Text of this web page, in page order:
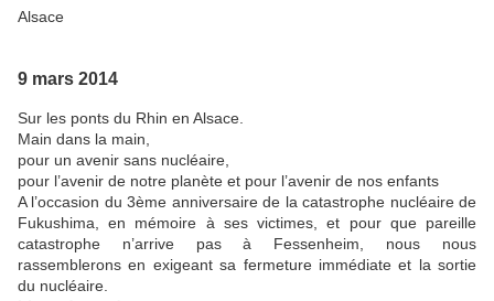
Alsace
9 mars 2014
Sur les ponts du Rhin en Alsace.
Main dans la main,
pour un avenir sans nucléaire,
pour l’avenir de notre planète et pour l’avenir de nos enfants
A l’occasion du 3ème anniversaire de la catastrophe nucléaire de
Fukushima, en mémoire à ses victimes, et pour que pareille
catastrophe n’arrive pas à Fessenheim, nous nous
rassemblerons en exigeant sa fermeture immédiate et la sortie
du nucléaire.